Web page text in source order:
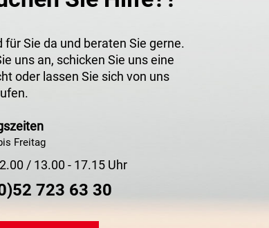
für Sie da und beraten Sie gerne.
uns an, schicken Sie uns eine
oder lassen Sie sich von uns
Freitag
/ 13.00 - 17.15 Uhr
723 63 30